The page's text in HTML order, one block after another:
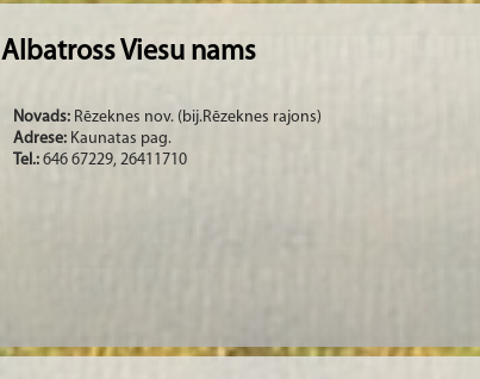
Albatross Viesu nams
Novads: Rēzeknes nov. (bij.Rēzeknes rajons)
Adrese: Kaunatas pag.
Tel.: 646 67229, 26411710